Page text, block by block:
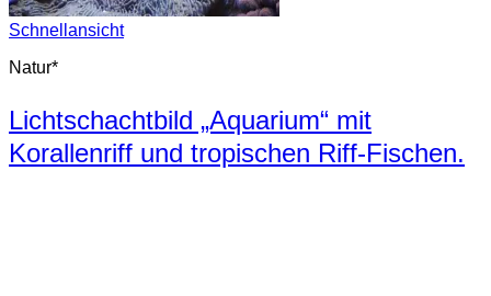
Schnellansicht
Natur*
Lichtschachtbild „Aquarium“ mit
Korallenriff und tropischen Riff-Fischen.